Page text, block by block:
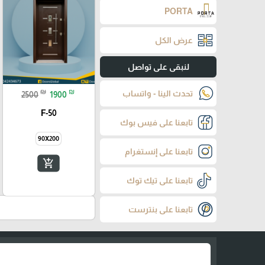
PORTA
عرض الكل
لنبقى على تواصل
تحدث الينا - واتساب
تابعنا على فيس بوك
تابعنا على إنستغرام
تابعنا على تيك توك
تابعنا على بنترست
2500 ₪ 1900 ₪
F-50
90X200
add_shopping_cart